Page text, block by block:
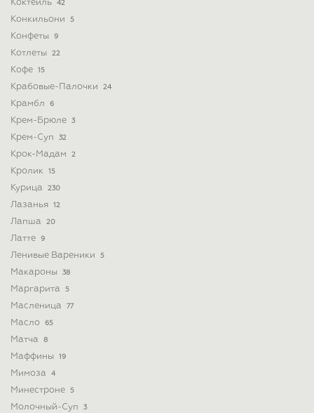
Коктейль 42
Конкильони 5
Конфеты 9
Котлеты 22
Кофе 15
Крабовые-Палочки 24
Крамбл 6
Крем-Брюле 3
Крем-Суп 32
Крок-Мадам 2
Кролик 15
Курица 230
Лазанья 12
Лапша 20
Латте 9
Ленивые Вареники 5
Макароны 38
Маргарита 5
Масленица 77
Масло 65
Матча 8
Маффины 19
Мимоза 4
Минестроне 5
Молочный-Суп 3